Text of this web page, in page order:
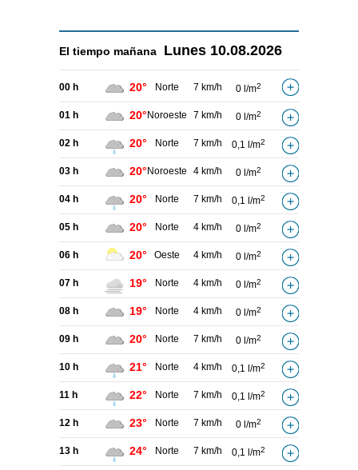
El tiempo mañana Lunes 10.08.2026
00 h 20° Norte 7 km/h 0 l/m2
01 h 20° Noroeste 7 km/h 0 l/m2
02 h 20° Norte 7 km/h 0,1 l/m2
03 h 20° Noroeste 4 km/h 0 l/m2
04 h 20° Norte 7 km/h 0,1 l/m2
05 h 20° Norte 4 km/h 0 l/m2
06 h 20° Oeste 4 km/h 0 l/m2
07 h 19° Norte 4 km/h 0 l/m2
08 h 19° Norte 4 km/h 0 l/m2
09 h 20° Norte 7 km/h 0 l/m2
10 h 21° Norte 4 km/h 0,1 l/m2
11 h 22° Norte 7 km/h 0,1 l/m2
12 h 23° Norte 7 km/h 0 l/m2
13 h 24° Norte 7 km/h 0,1 l/m2